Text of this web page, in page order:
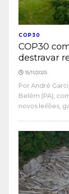
COP30
COP30
destravar
15/11/2025
Por André
Belém (PA),
novos leilões,